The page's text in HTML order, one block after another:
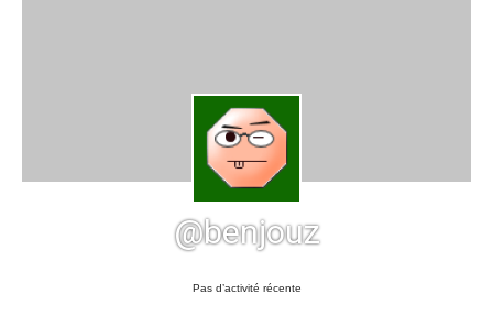
@benjouz
Pas d’activité récente